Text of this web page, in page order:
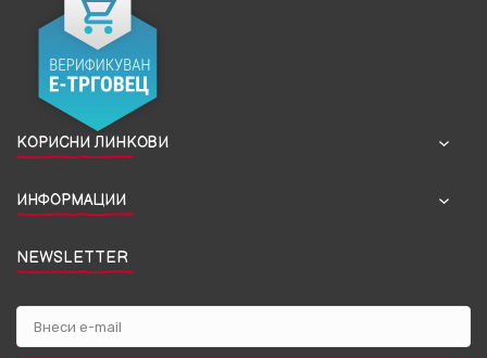
КОРИСНИ ЛИНКОВИ
ИНФОРМАЦИИ
NEWSLETTER